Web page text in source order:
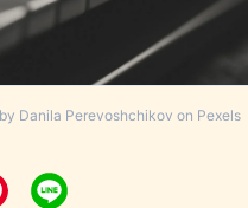
Danila Perevoshchikov on Pexels